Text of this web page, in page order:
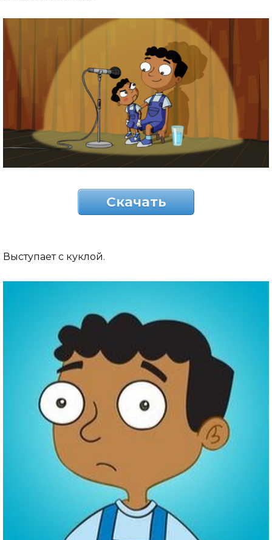
Скачать
Выступает с куклой.